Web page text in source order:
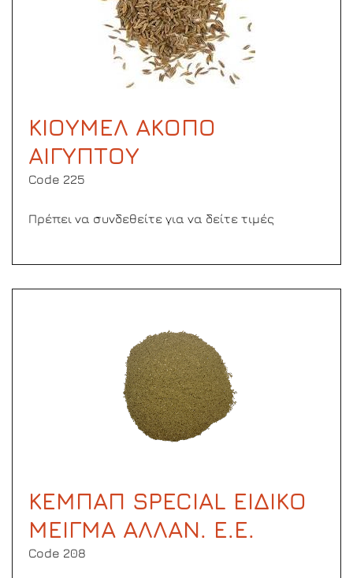
ΚΙΟΥΜΕΛ ΑΚΟΠΟ
ΑΙΓΥΠΤΟΥ
Code 225
Πρέπει να συνδεθείτε για να δείτε τιμές
ΚΕΜΠΑΠ SPECIAL ΕΙΔΙΚΟ
ΜΕΙΓΜΑ ΑΛΛΑΝ. Ε.Ε.
Code 208